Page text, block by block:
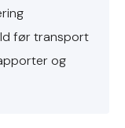
før transport
og